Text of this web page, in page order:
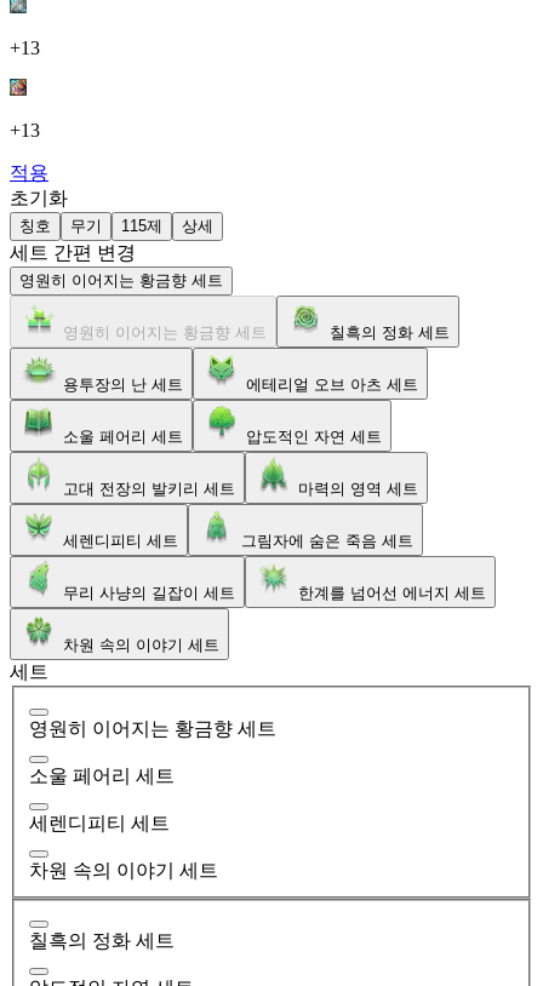
+13
+13
적용
초기화
칭호 무기 115제 상세
세트 간편 변경
영원히 이어지는 황금향 세트
영원히 이어지는 황금향 세트 칠흑의 정화 세트
용투장의 난 세트 에테리얼 오브 아츠 세트
소울 페어리 세트 압도적인 자연 세트
고대 전장의 발키리 세트 마력의 영역 세트
세렌디피티 세트 그림자에 숨은 죽음 세트
무리 사냥의 길잡이 세트 한계를 넘어선 에너지 세트
차원 속의 이야기 세트
세트
영원히 이어지는 황금향 세트
소울 페어리 세트
세렌디피티 세트
차원 속의 이야기 세트
칠흑의 정화 세트